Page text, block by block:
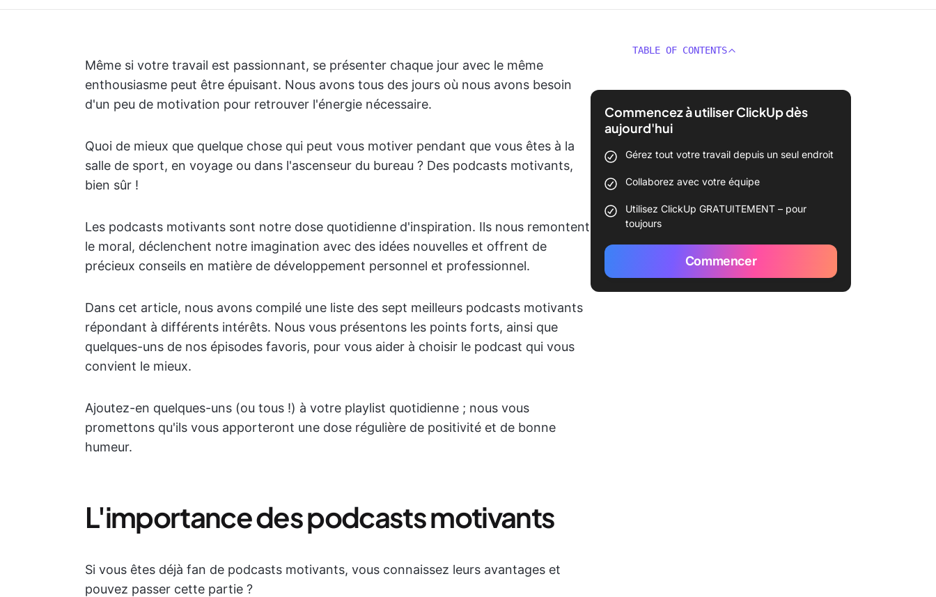
Même si votre travail est passionnant, se présenter chaque jour avec le même
enthousiasme peut être épuisant. Nous avons tous des jours où nous avons besoin
d'un peu de motivation pour retrouver l'énergie nécessaire.
Quoi de mieux que quelque chose qui peut vous motiver pendant que vous êtes à la
salle de sport, en voyage ou dans l'ascenseur du bureau ? Des podcasts motivants,
bien sûr !
Les podcasts motivants sont notre dose quotidienne d'inspiration. Ils nous remontent
le moral, déclenchent notre imagination avec des idées nouvelles et offrent de
précieux conseils en matière de développement personnel et professionnel.
Dans cet article, nous avons compilé une liste des sept meilleurs podcasts motivants
répondant à différents intérêts. Nous vous présentons les points forts, ainsi que
quelques-uns de nos épisodes favoris, pour vous aider à choisir le podcast qui vous
convient le mieux.
Ajoutez-en quelques-uns (ou tous !) à votre playlist quotidienne ; nous vous
promettons qu'ils vous apporteront une dose régulière de positivité et de bonne
humeur.
L'importance des podcasts motivants
Si vous êtes déjà fan de podcasts motivants, vous connaissez leurs avantages et
pouvez passer cette partie ?
TABLE OF CONTENTS
Commencez à utiliser ClickUp dès
aujourd'hui
Gérez tout votre travail depuis un seul endroit
Collaborez avec votre équipe
Utilisez ClickUp GRATUITEMENT – pour
toujours
Commencer